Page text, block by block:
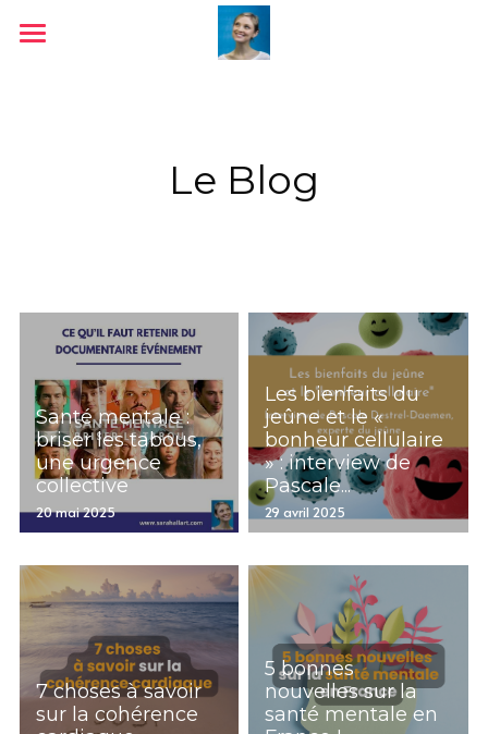
Jeu
Contact
Blog
Le Blog
Santé mentale :
briser les tabous,
une urgence
collective
20 mai 2025
Les bienfaits du
jeûne et le «
bonheur cellulaire
» : interview de
Pascale...
29 avril 2025
7 choses à savoir
sur la cohérence
5 bonnes
nouvelles sur la
santé mentale en